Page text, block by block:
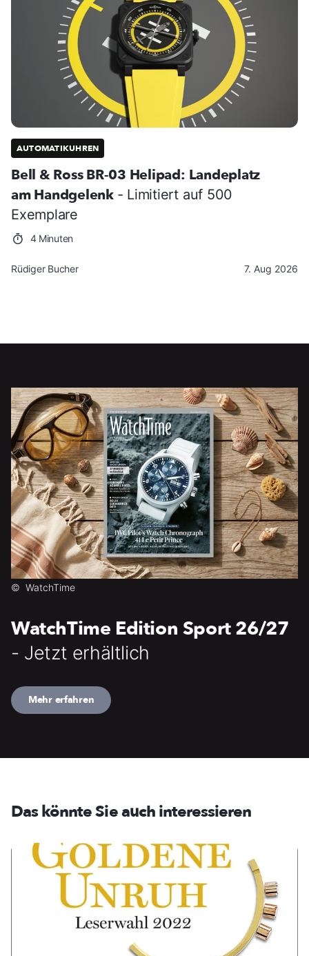
AUTOMATIKUHREN
Bell & Ross BR-03 Helipad: Landeplatz
am Handgelenk - Limitiert auf 500
Exemplare
4 Minuten
Rüdiger Bucher 7. Aug 2026
© WatchTime
WatchTime Edition Sport 26/27
- Jetzt erhältlich
Mehr erfahren
Das könnte Sie auch interessieren